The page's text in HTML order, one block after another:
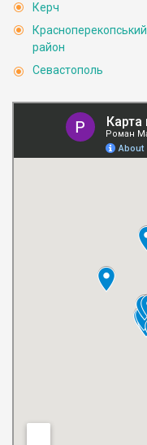
Керч
Красноперекопський
район
Севастополь